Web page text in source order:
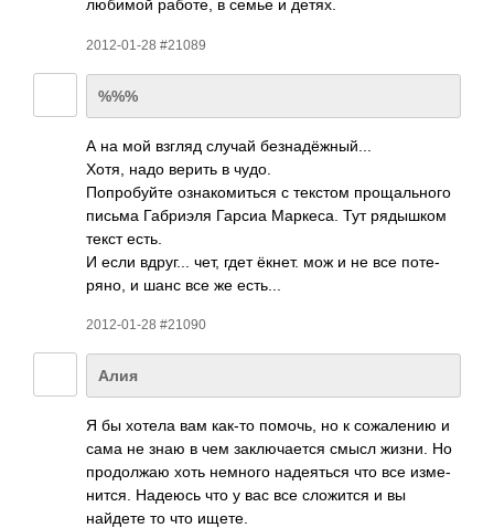
любимой работе, в семье и детях.
2012-01-28 #21089
%%%
А на мой взгляд случай безн­адёж­ный...
Хотя, надо верить в чудо.
Попр­обуйте озна­коми­ться с текстом прощ­альн­ого
письма Габр­иэля Гарсиа Марк­еса. Тут ряды­шком
текст есть.
И если вдру­г... чет, гдет ёкнет. мож и не все поте­
ряно, и шанс все же есть...
2012-01-28 #21090
Алия
Я бы хотела вам как-то помочь, но к сожа­лению и
сама не знаю в чем закл­ючае­тся смысл жизни. Но
прод­олжаю хоть немного наде­яться что все изме­
нится. Надеюсь что у вас все слож­ится и вы
найдете то что ищете.